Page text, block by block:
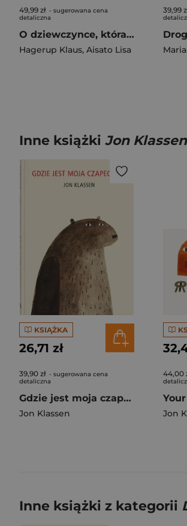
49,99 zł - sugerowana cena
detaliczna
O dziewczynce, która chciała ocalić książki
Hagerup Klaus, Aisato Lisa
39,99
Inne książki Jon Klassen
KSIĄŻKA
26,71 zł
39,90 zł - sugerowana cena
detaliczna
Gdzie jest moja czapeczka?
Jon Klassen
44,00
Jon
Inne książki z kategorii